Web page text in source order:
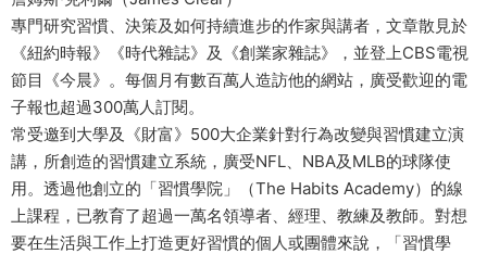
專門研究習慣、決策及如何持續進步的作家與講者，文章散見於
《紐約時報》《時代雜誌》及《創業家雜誌》，並登上CBS電視
節目《今晨》。每個月有數百萬人造訪他的網站，廣受歡迎的電
子報也超過300萬人訂閱。
常受邀到大學及《財富》500大企業針對行為改變與習慣建立演
講，所創造的習慣建立系統，廣受NFL、NBA及MLB的球隊使
用。透過他創立的「習慣學院」（The Habits Academy）的線
上課程，已教育了超過一萬名領導者、經理、教練及教師。對想
要在生活與工作上打造更好習慣的個人或團體來說，「習慣學